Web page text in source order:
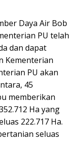
Daya Air Bob
PU telah
dan dapat
Kementerian
PU akan
45
memberikan
Ha yang
222.717 Ha.
seluas